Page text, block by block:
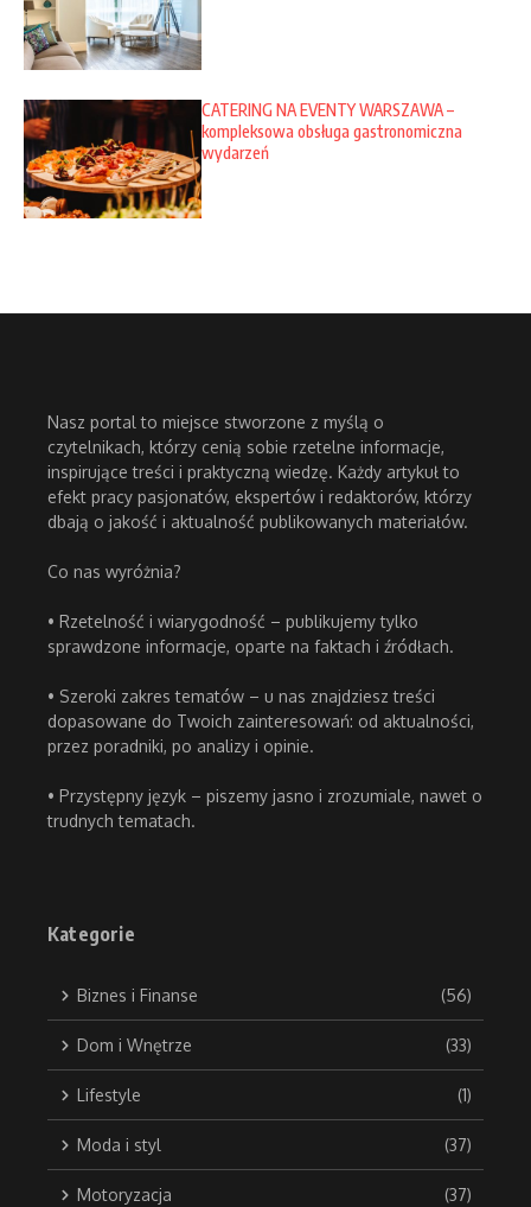
CATERING NA EVENTY WARSZAWA –
kompleksowa obsługa gastronomiczna
wydarzeń
Nasz portal to miejsce stworzone z myślą o
czytelnikach, którzy cenią sobie rzetelne informacje,
inspirujące treści i praktyczną wiedzę. Każdy artykuł to
efekt pracy pasjonatów, ekspertów i redaktorów, którzy
dbają o jakość i aktualność publikowanych materiałów.
Co nas wyróżnia?
• Rzetelność i wiarygodność – publikujemy tylko
sprawdzone informacje, oparte na faktach i źródłach.
• Szeroki zakres tematów – u nas znajdziesz treści
dopasowane do Twoich zainteresowań: od aktualności,
przez poradniki, po analizy i opinie.
• Przystępny język – piszemy jasno i zrozumiale, nawet o
trudnych tematach.
Kategorie
Biznes i Finanse (56)
Dom i Wnętrze (33)
Lifestyle (1)
Moda i styl (37)
Motoryzacja (37)